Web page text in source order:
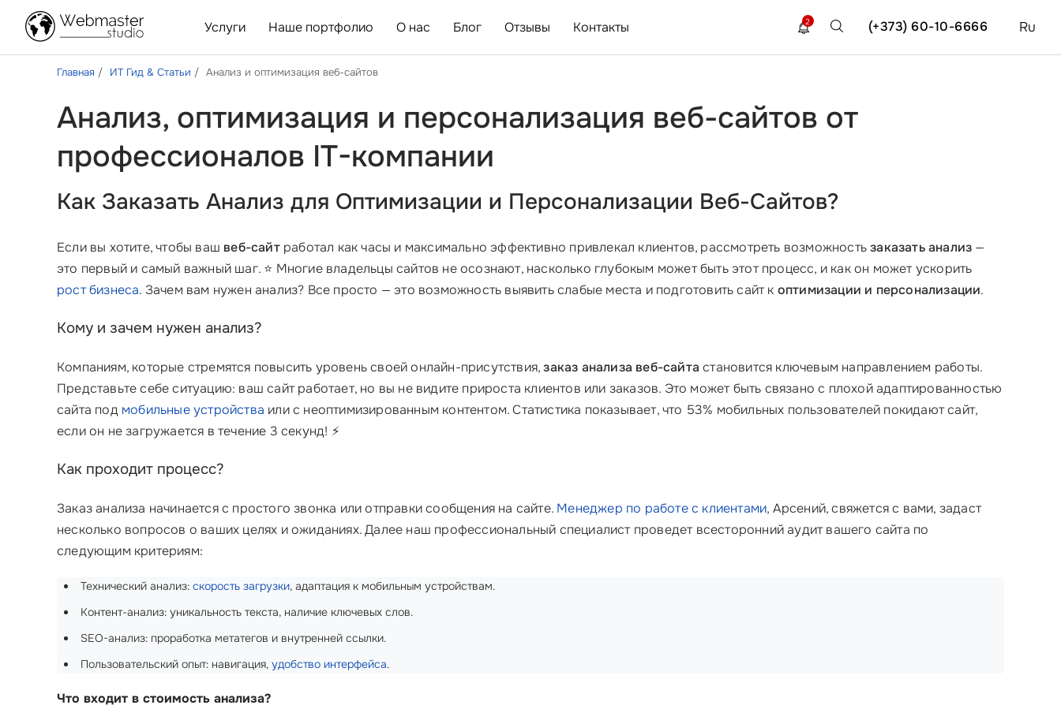
Услуги Наше портфолио О нас Блог Отзывы Контакты Ru
(+373) 60-10-6666
2
Главная ИТ Гид & Статьи Анализ и оптимизация веб-сайтов
Анализ, оптимизация и персонализация веб-сайтов от
профессионалов IT-компании
Как Заказать Анализ для Оптимизации и Персонализации Веб-Сайтов?
Если вы хотите, чтобы ваш веб-сайтработал как часы и максимально эффективно привлекал клиентов, рассмотреть возможностьзаказать анализ —
это первый и самый важный шаг. ⭐ Многие владельцы сайтов не осознают, насколько глубокым может быть этот процесс, и как он может ускорить
рост бизнеса. Зачем вам нужен анализ? Все просто — это возможность выявить слабые места и подготовить сайт к оптимизации и персонализации.
Кому и зачем нужен анализ?
Компаниям, которые стремятся повысить уровень своей онлайн-присутствия,заказ анализа веб-сайта становится ключевым направлением работы.
Представьте себе ситуацию: ваш сайт работает, но вы не видите прироста клиентов или заказов. Это может быть связано с плохой адаптированностью
сайта под мобильные устройства или с неоптимизированным контентом. Статистика показывает, что 53% мобильных пользователей покидают сайт,
если он не загружается в течение 3 секунд! ⚡️
Как проходит процесс?
Заказ анализа начинается с простого звонка или отправки сообщения на сайте. Менеджер по работе с клиентами, Арсений, свяжется с вами, задаст
несколько вопросов о ваших целях и ожиданиях. Далее наш профессиональный специалист проведет всесторонний аудит вашего сайта по
следующим критериям:
Технический анализ: скорость загрузки, адаптация к мобильным устройствам.
Контент-анализ: уникальность текста, наличие ключевых слов.
SEO-анализ: проработка метатегов и внутренней ссылки.
Пользовательский опыт: навигация, удобство интерфейса.
Что входит в стоимость анализа?